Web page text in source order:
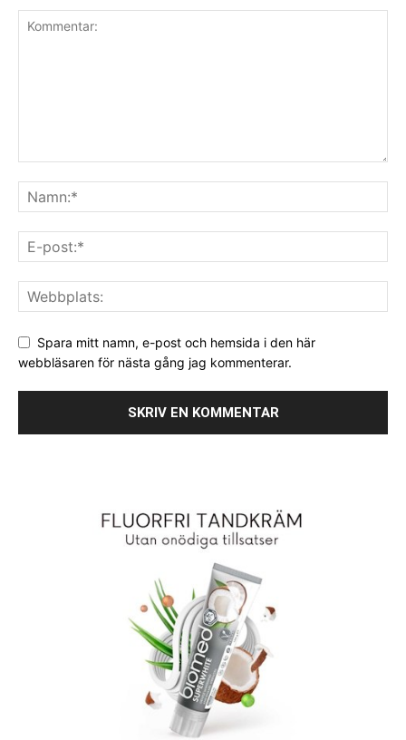
Spara mitt namn, e-post och hemsida i den här
webbläsaren för nästa gång jag kommenterar.